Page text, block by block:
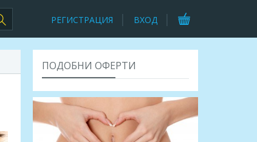
РЕГИСТРАЦИЯ ВХОД
ПОДОБНИ ОФЕРТИ